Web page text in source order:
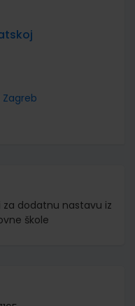
za dodatnu nastavu iz
škole